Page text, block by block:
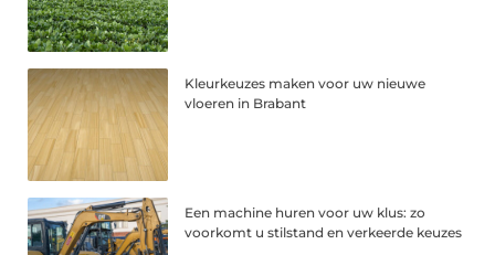
Kleurkeuzes maken voor uw nieuwe
vloeren in Brabant
Een machine huren voor uw klus: zo
voorkomt u stilstand en verkeerde keuzes